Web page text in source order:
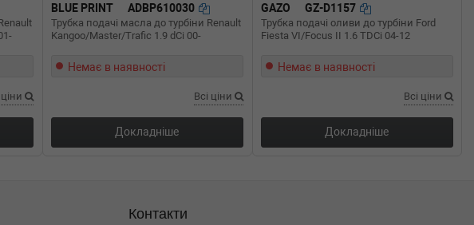
ціни
BLUE PRINT ADBP610030
Трубка подачі масла до турбіни Renault
Kangoo/Master/Trafic 1.9 dCi 00-
Немає в наявності
Всі ціни
Докладніше
GAZO GZ-D1157
Трубка подачі оливи до турбіни Ford
Fiesta VI/Focus II 1.6 TDCi 04-12
Немає в наявності
Всі ціни
Докладніше
Контакти